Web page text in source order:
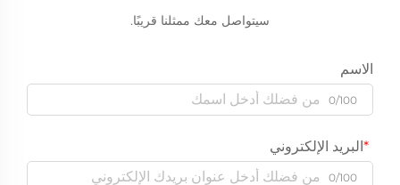
سيتواصل معك ممثلنا قريبًا.
الاسم
0/100
البريد الإلكتروني
0/100